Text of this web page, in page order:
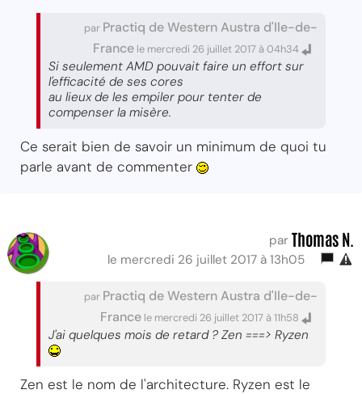
par Practiq de Western Austra d'Ile-de-
France le mercredi 26 juillet 2017 à 04h34
Si seulement AMD pouvait faire un effort sur
l'efficacité de ses cores
au lieux de les empiler pour tenter de
compenser la misère.
Ce serait bien de savoir un minimum de quoi tu
parle avant de commenter
par Thomas N.
le mercredi 26 juillet 2017 à 13h05
par Practiq de Western Austra d'Ile-de-
France le mercredi 26 juillet 2017 à 11h58
J'ai quelques mois de retard ? Zen ===> Ryzen
Zen est le nom de l'architecture. Ryzen est le